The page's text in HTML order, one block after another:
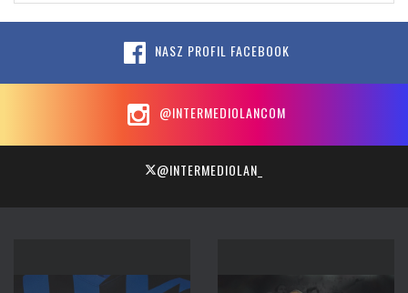
NASZ PROFIL FACEBOOK
@INTERMEDIOLANCOM
@INTERMEDIOLAN_